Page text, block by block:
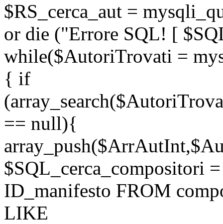
$RS_cerca_aut =
or die ("Errore SQL! [
while($AutoriTrovati =
{ if
== null){
$SQL_cerca_compositori
ID_manifesto FROM
LIKE